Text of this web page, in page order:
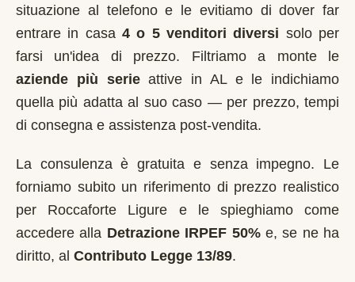
situazione al telefono e le evitiamo di dover far
entrare in casa 4 o 5 venditori diversi solo per
farsi un'idea di prezzo. Filtriamo a monte le
aziende più serieattive in ALe le indichiamo
quella più adatta al suo caso — per prezzo, tempi
di consegna e assistenza post-vendita.
La consulenza è gratuita e senza impegno. Le
forniamo subito un riferimento di prezzo realistico
per Roccaforte Ligure e le spieghiamo come
accedere alla Detrazione IRPEF 50%e, se ne ha
diritto, al Contributo Legge 13/89.